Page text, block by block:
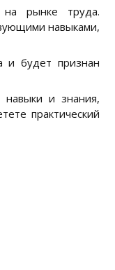
на рынке труда.
навыками,
и будет признан
навыки и знания,
практический